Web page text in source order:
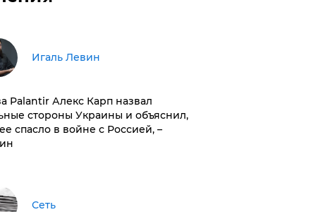
Игаль Левин
Palantir Алекс Карп назвал
стороны Украины и объяснил,
спасло в войне с Россией, –
Сеть